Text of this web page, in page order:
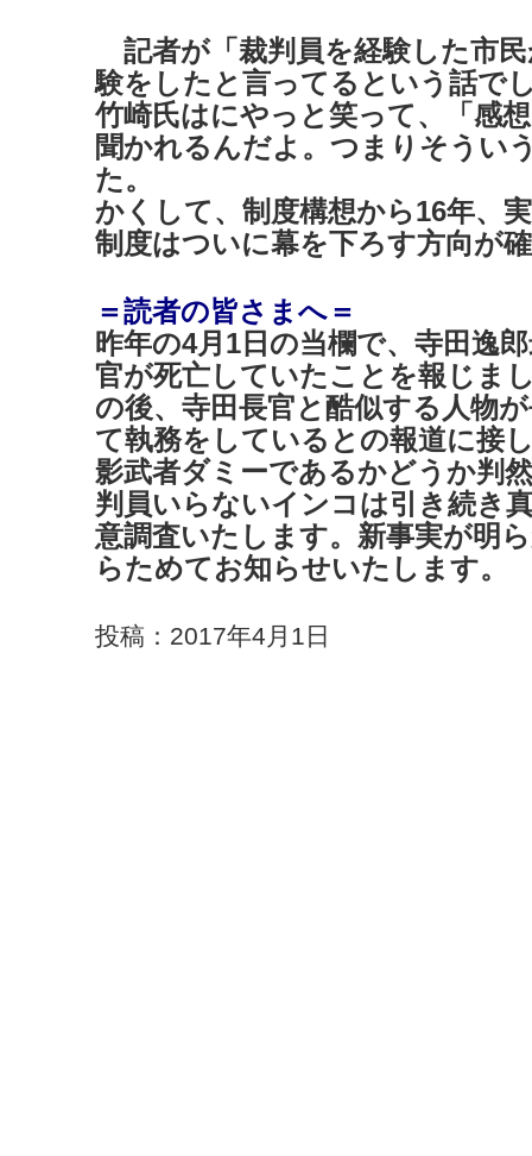
記者が「裁判員を経験した市
験をしたと言ってるという話で
竹崎氏はにやっと笑って、「感
聞かれるんだよ。つまりそうい
た。
かくして、制度構想から16年、
制度はついに幕を下ろす方向が
＝読者の皆さまへ＝
昨年の4月1日の当欄で、寺田逸
官が死亡していたことを報じま
の後、寺田長官と酷似する人物
て執務をしているとの報道に接
影武者ダミーであるかどうか判
判員いらないインコは引き続き
意調査いたします。新事実が明
らためてお知らせいたします。
投稿：2017年4月1日